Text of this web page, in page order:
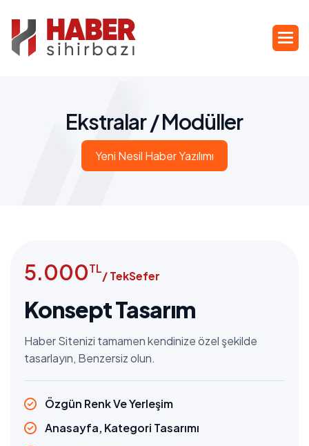
Ekstralar/Modüller
Yeni Nesil Haber Yazılımı
5.000TL
/ TekSefer
Konsept Tasarım
Haber Sitenizi tamamen kendinize özel şekilde
tasarlayın, Benzersiz olun.
Özgün Renk Ve Yerleşim
Anasayfa, Kategori Tasarımı